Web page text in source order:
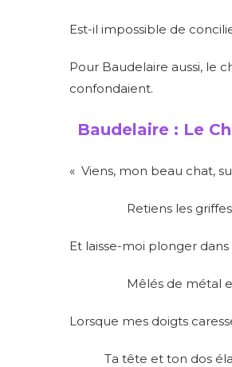
Est-il impossible de
Pour Baudelaire aussi, le
confondaient.
Baudelaire : Le
« Viens, mon beau chat,
Retiens les griffes
Et laisse-moi plonger
Mêlés de métal et
Lorsque mes doigts
Ta tête et ton dos